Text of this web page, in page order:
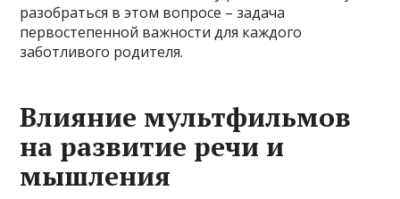
разобраться в этом вопросе – задача
первостепенной важности для каждого
заботливого родителя.
Влияние мультфильмов
на развитие речи и
мышления